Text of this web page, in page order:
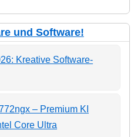
und Software!
Kreative Software-
– Premium KI
Core Ultra